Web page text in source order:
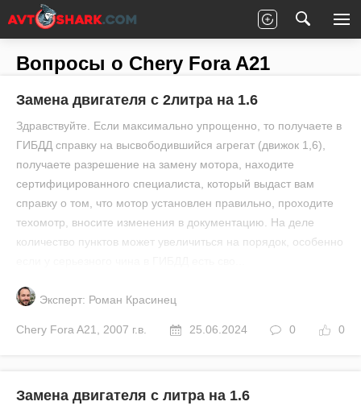
Главная Все вопросы Fora A21
Вопросы о Chery Fora A21
Замена двигателя с 2литра на 1.6
Здравствуйте. Если максимально упрощенно, то получаете в
ГИБДД справку на высвободившийся агрегат (движок 1,6),
получаете разрешение на замену мотора, находите
сертифицированного специалиста, который выдаст вам
справку о том, что мотор установлен правильно, проходите
техомотр, вносите изменения в документацию. На деле
количество пунктов может увеличиться на порядок, особенно
Эксперт: Роман Красинец
Chery Fora A21 2007 г.в. 25.06.2024 0 0
Замена двигателя с литра на 1.6